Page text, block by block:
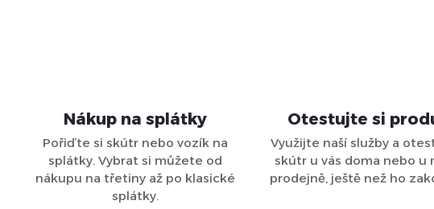
Nákup na splátky
Pořiďte si skútr nebo vozík na
splátky. Vybrat si můžete od
nákupu na třetiny až po klasické
splátky.
Otestujte si
Využijte naší služby a
skútr u vás doma nebo u
prodejně, ještě než ho